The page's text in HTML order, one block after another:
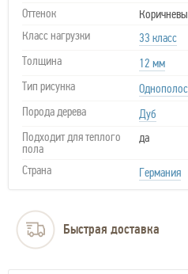
Оттенок
Класс нагрузки
33 класс
Толщина
12 мм
Тип рисунка
Порода дерева
Дуб
Подходит для теплого
пола
да
Страна Германия
Быстрая доставка